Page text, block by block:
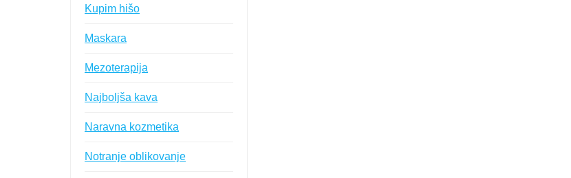
Kupim hišo
Maskara
Mezoterapija
Najboljša kava
Naravna kozmetika
Notranje oblikovanje